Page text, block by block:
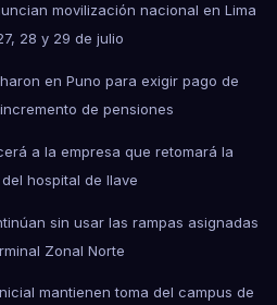
movilización nacional en Lima
28 y 29 de julio
en Puno para exigir pago de
de pensiones
a la empresa que retomará la
hospital de Ilave
sin usar las rampas asignadas
Zonal Norte
mantienen toma del campus de